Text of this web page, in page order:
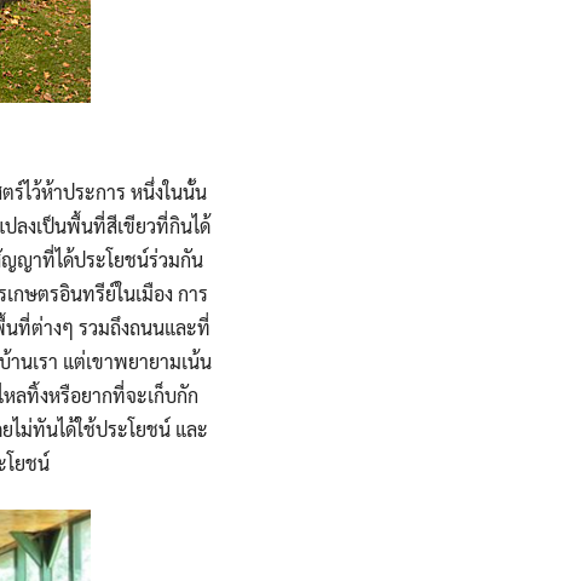
ร์ไว้ห้าประการ หนึ่งในนั้น
ลงเป็นพื้นที่สีเขียวที่กินได้
ญญาที่ได้ประโยชน์ร่วมกัน
กษตรอินทรีย์ในเมือง การ
นที่ต่างๆ รวมถึงถนนและที่
นเรา แต่เขาพยายามเน้น
ลทิ้งหรือยากที่จะเก็บกัก
ม่ทันได้ใช้ประโยชน์ และ
โยชน์